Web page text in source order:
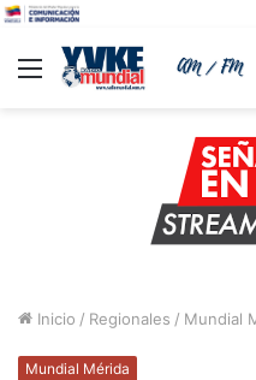
Menu
Inicio / Regionales / Mundial
Mundial Mérida